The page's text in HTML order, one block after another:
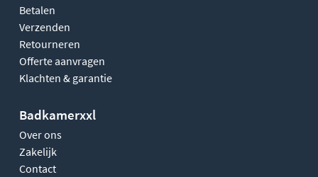
Betalen
Verzenden
Retourneren
Offerte aanvragen
Klachten & garantie
Badkamerxxl
Over ons
Zakelijk
Contact